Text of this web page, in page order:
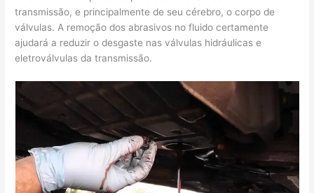
transmissão, e principalmente de seu cérebro, o corpo de
válvulas. A remoção dos abrasivos no fluido certamente
ajudará a reduzir o desgaste nas válvulas hidráulicas e
eletroválvulas da transmissão.